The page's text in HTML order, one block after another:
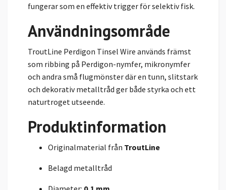
fungerar som en effektiv trigger för selektiv fisk.
Användningsområde
TroutLine Perdigon Tinsel Wire används främst
som ribbing på Perdigon-nymfer, mikronymfer
och andra små flugmönster där en tunn, slitstark
och dekorativ metalltråd ger både styrka och ett
naturtroget utseende.
Produktinformation
Originalmaterial från TroutLine
Belagd metalltråd